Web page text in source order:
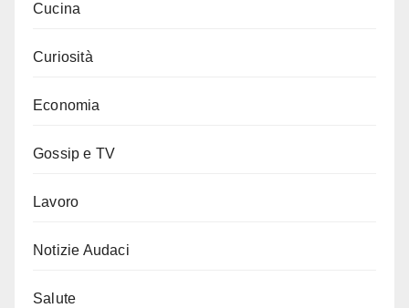
Cucina
Curiosità
Economia
Gossip e TV
Lavoro
Notizie Audaci
Salute